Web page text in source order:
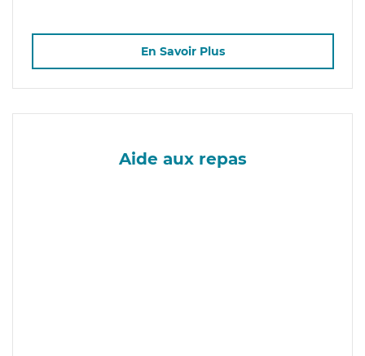
En Savoir Plus
Aide aux repas